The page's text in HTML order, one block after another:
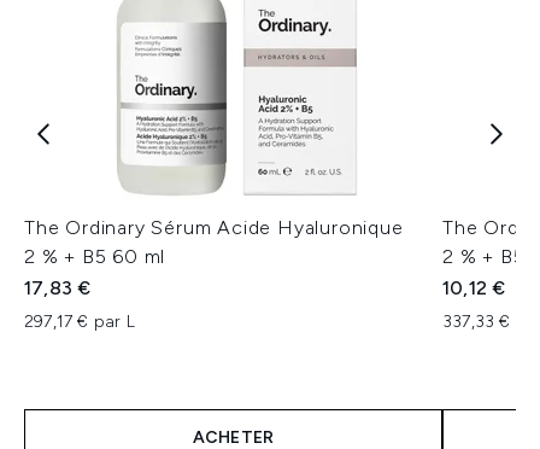
The Ordinary Sérum Acide Hyaluronique
2 % + B5 60 ml
17,83 €
297,17 € par L
ACHETER
The
2 % + B5
10,12 €
337,33 €